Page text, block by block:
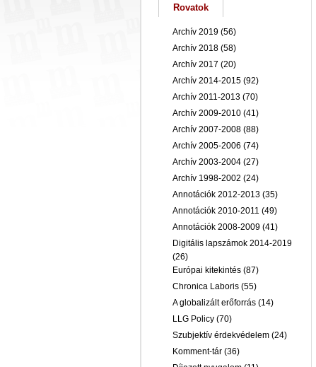
Rovatok
Archív 2019 (56)
Archív 2018 (58)
Archív 2017 (20)
Archív 2014-2015 (92)
Archív 2011-2013 (70)
Archív 2009-2010 (41)
Archív 2007-2008 (88)
Archív 2005-2006 (74)
Archív 2003-2004 (27)
Archív 1998-2002 (24)
Annotációk 2012-2013 (35)
Annotációk 2010-2011 (49)
Annotációk 2008-2009 (41)
Digitális lapszámok 2014-2019
(26)
Európai kitekintés (87)
Chronica Laboris (55)
A globalizált erőforrás (14)
LLG Policy (70)
Szubjektív érdekvédelem (24)
Komment-tár (36)